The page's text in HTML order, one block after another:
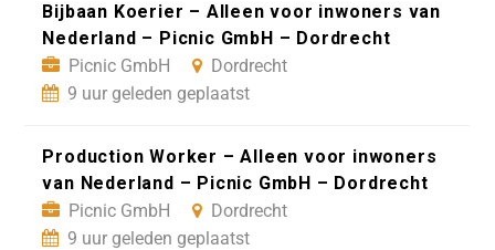
Bijbaan Koerier – Alleen voor inwoners van
Nederland – Picnic GmbH – Dordrecht
Picnic GmbH
Dordrecht
9 uur geleden geplaatst
Production Worker – Alleen voor inwoners
van Nederland – Picnic GmbH – Dordrecht
Picnic GmbH
Dordrecht
9 uur geleden geplaatst